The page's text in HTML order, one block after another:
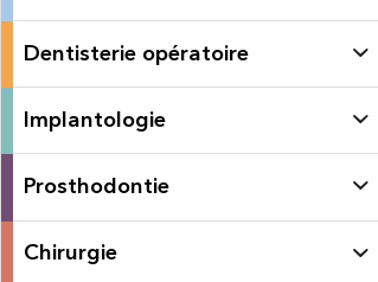
Dentisterie opératoire
Implantologie
Prosthodontie
Chirurgie